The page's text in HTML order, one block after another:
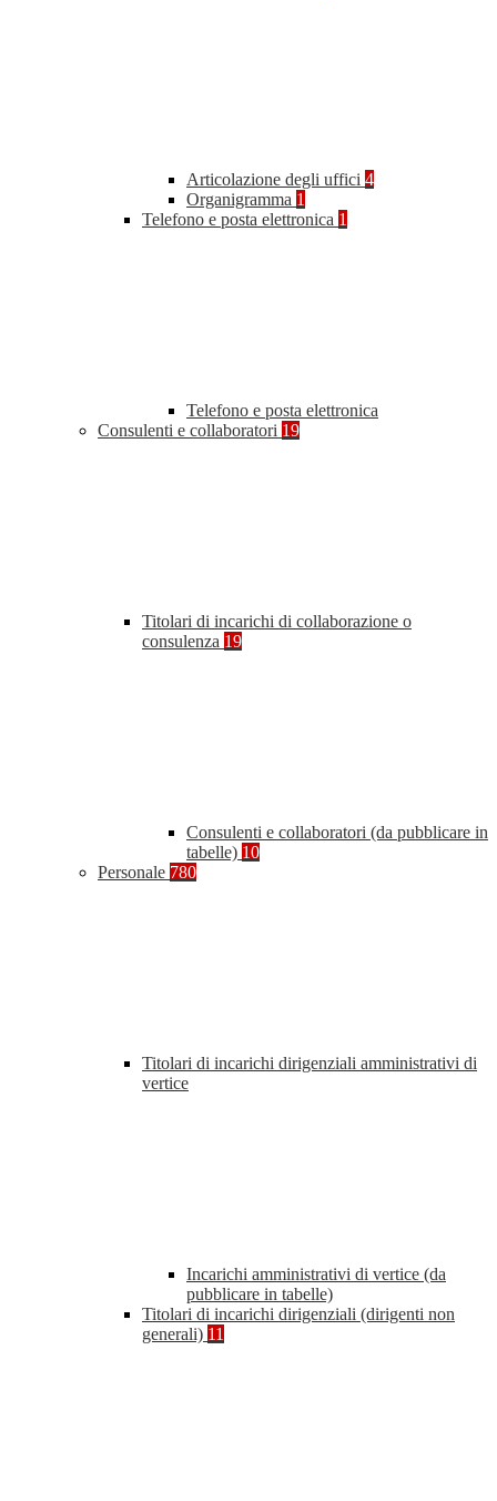
Articolazione degli uffici 4
Organigramma 1
Telefono e posta elettronica 1
Telefono e posta elettronica
Consulenti e collaboratori 19
Titolari di incarichi di collaborazione o
consulenza 19
Consulenti e collaboratori (da pubblicare in
tabelle) 10
Personale 780
Titolari di incarichi dirigenziali amministrativi di
vertice
Incarichi amministrativi di vertice (da
pubblicare in tabelle)
Titolari di incarichi dirigenziali (dirigenti non
generali) 11